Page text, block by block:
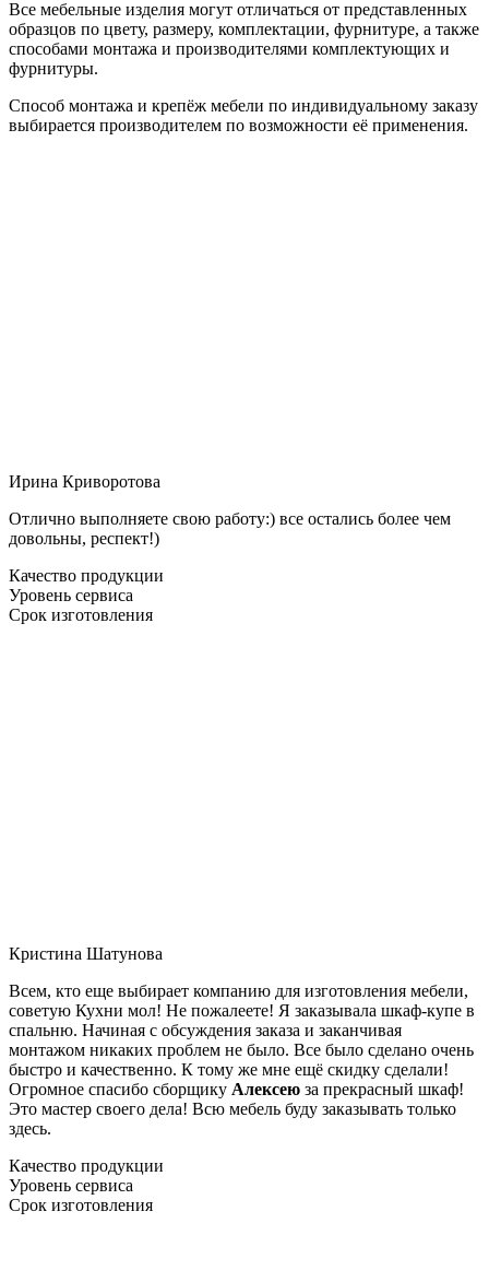
Все мебельные изделия могут отличаться от представленных
образцов по цвету, размеру, комплектации, фурнитуре, а также
способами монтажа и производителями комплектующих и
фурнитуры.
Способ монтажа и крепёж мебели по индивидуальному заказу
выбирается производителем по возможности её применения.
Ирина Криворотова
Отлично выполняете свою работу:) все остались более чем
довольны, респект!)
Качество продукции
Уровень сервиса
Срок изготовления
Кристина Шатунова
Всем, кто еще выбирает компанию для изготовления мебели,
советую Кухни мол! Не пожалеете! Я заказывала шкаф-купе в
спальню. Начиная с обсуждения заказа и заканчивая
монтажом никаких проблем не было. Все было сделано очень
быстро и качественно. К тому же мне ещё скидку сделали!
Огромное спасибо сборщику Алексею за прекрасный шкаф!
Это мастер своего дела! Всю мебель буду заказывать только
здесь.
Качество продукции
Уровень сервиса
Срок изготовления